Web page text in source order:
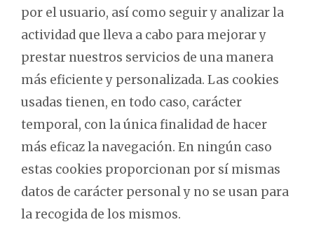
por el usuario, así como seguir y analizar la
actividad que lleva a cabo para mejorar y
prestar nuestros servicios de una manera
más eficiente y personalizada. Las cookies
usadas tienen, en todo caso, carácter
temporal, con la única finalidad de hacer
más eficaz la navegación. En ningún caso
estas cookies proporcionan por sí mismas
datos de carácter personal y no se usan para
la recogida de los mismos.